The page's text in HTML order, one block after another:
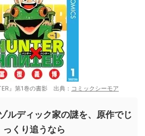
』第1巻の書影 出典： コミックシーモア
ルディック家の謎を、原作でじ
っくり追うなら